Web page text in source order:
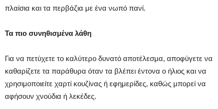
πλαίσια και τα περβάζια με ένα νωπό πανί.
Τα πιο συνηθισμένα λάθη
Για να πετύχετε το καλύτερο δυνατό αποτέλεσμα, αποφύγετε να
καθαρίζετε τα παράθυρα όταν τα βλέπει έντονα ο ήλιος και να
χρησιμοποιείτε χαρτί κουζίνας ή εφημερίδες, καθώς μπορεί να
αφήσουν χνούδια ή λεκέδες.